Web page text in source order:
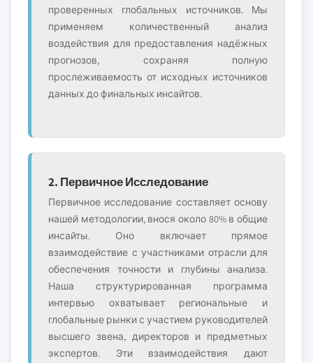
проверенных глобальных источников. Мы
применяем количественный анализ
воздействия для предоставления надёжных
прогнозов, сохраняя полную
прослеживаемость от исходных источников
данных до финальных инсайтов.
2. Первичное Исследование
Первичное исследование составляет основу
нашей методологии, внося около 80% в общие
инсайты. Оно включает прямое
взаимодействие с участниками отрасли для
обеспечения точности и глубины анализа.
Наша структурированная программа
интервью охватывает региональные и
глобальные рынки с участием руководителей
высшего звена, директоров и предметных
экспертов. Эти взаимодействия дают